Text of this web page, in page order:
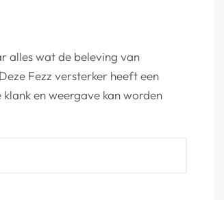
alles wat de beleving van
Fezz versterker heeft een
en weergave kan worden